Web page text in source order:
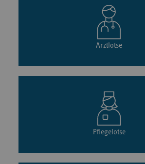
Arztlotse
Pflegelotse